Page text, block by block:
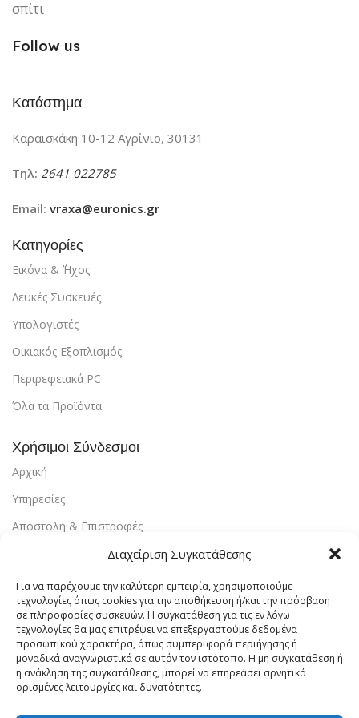
Διαχείριση Συγκατάθεσης
Για να παρέχουμε την καλύτερη εμπειρία, χρησιμοποιούμε
τεχνολογίες όπως cookies για την αποθήκευση ή/και την πρόσβαση
σε πληροφορίες συσκευών. Η συγκατάθεση για τις εν λόγω
τεχνολογίες θα μας επιτρέψει να επεξεργαστούμε δεδομένα
προσωπικού χαρακτήρα, όπως συμπεριφορά περιήγησης ή
μοναδικά αναγνωριστικά σε αυτόν τον ιστότοπο. Η μη συγκατάθεση ή
η ανάκληση της συγκατάθεσης, μπορεί να επηρεάσει αρνητικά
ορισμένες λειτουργίες και δυνατότητες.
σπίτι
Follow us
Κατάστημα
Καραϊσκάκη 10-12 Αγρίνιο, 30131
Τηλ: 2641 022785
Email: vraxa@euronics.gr
Κατηγορίες
Εικόνα & ΄Ήχος
Λευκές Συσκευές
Υπολογιστές
Οικιακός Εξοπλισμός
Περιρεφειακά PC
Όλα τα Προϊόντα
Χρήσιμοι Σύνδεσμοι
Αρχική
Υπηρεσίες
Αποστολή & Επιστροφές
Εντοπισμός Παραγγελίας
Λογαριασμός
Πολιτική Απορρήτου
Πολιτική Cookies
Όροι Χρήσης